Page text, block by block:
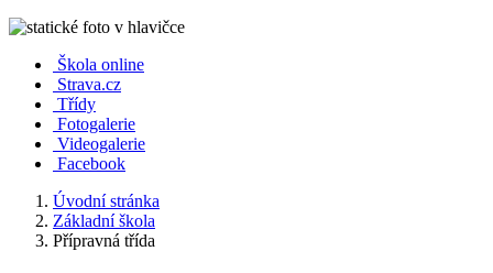
Škola online
Strava.cz
Třídy
Fotogalerie
Videogalerie
Facebook
Úvodní stránka
Základní škola
Přípravná třída